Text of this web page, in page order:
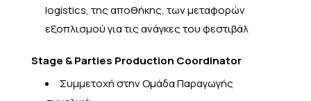
logistics, της αποθήκης, των μεταφορών
εξοπλισμού για τις ανάγκες του φεστιβάλ
Stage & Parties Production Coordinator
Συμμετοχή στην Ομάδα Παραγωγής